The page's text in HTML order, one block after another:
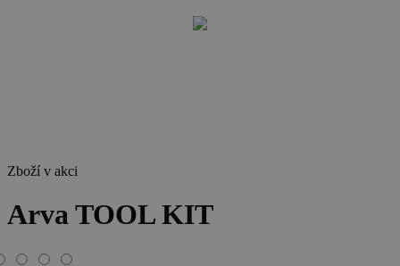
Zboží v akci
Arva TOOL KIT